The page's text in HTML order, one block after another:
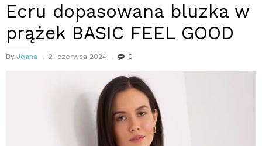
Ecru dopasowana bluzka w
prążek BASIC FEEL GOOD
By Joana 21 czerwca 2024 0